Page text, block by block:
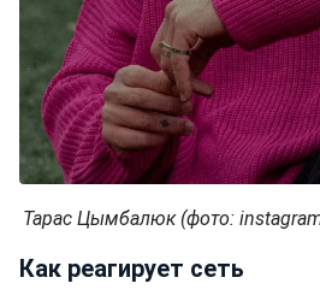
Тарас Цымбалюк (фото:
Как реагирует сеть